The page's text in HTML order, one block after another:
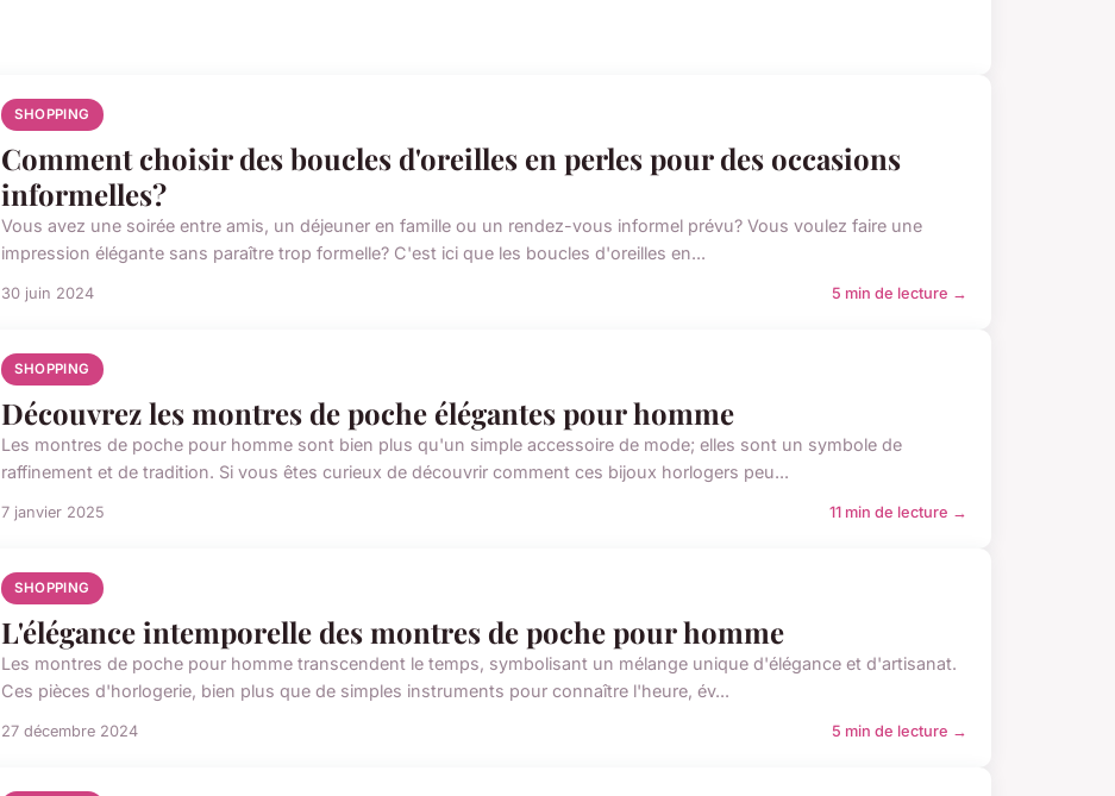
SHOPPING
Comment choisir des boucles d'oreilles en perles pour des occasions
informelles?
Vous avez une soirée entre amis, un déjeuner en famille ou un rendez-vous informel prévu? Vous voulez faire une
impression élégante sans paraître trop formelle? C'est ici que les boucles d'oreilles en...
30 juin 2024 5 min de lecture →
SHOPPING
Découvrez les montres de poche élégantes pour homme
Les montres de poche pour homme sont bien plus qu'un simple accessoire de mode; elles sont un symbole de
raffinement et de tradition. Si vous êtes curieux de découvrir comment ces bijoux horlogers peu...
7 janvier 2025 11 min de lecture →
SHOPPING
L'élégance intemporelle des montres de poche pour homme
Les montres de poche pour homme transcendent le temps, symbolisant un mélange unique d'élégance et d'artisanat.
Ces pièces d'horlogerie, bien plus que de simples instruments pour connaître l'heure, év...
27 décembre 2024 5 min de lecture →